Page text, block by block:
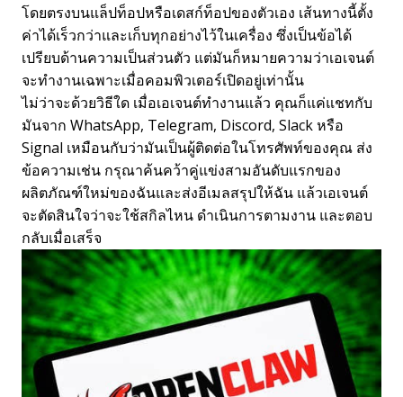
โดยตรงบนแล็ปท็อปหรือเดสก์ท็อปของตัวเอง เส้นทางนี้ตั้ง
ค่าได้เร็วกว่าและเก็บทุกอย่างไว้ในเครื่อง ซึ่งเป็นข้อได้
เปรียบด้านความเป็นส่วนตัว แต่มันก็หมายความว่าเอเจนต์
จะทำงานเฉพาะเมื่อคอมพิวเตอร์เปิดอยู่เท่านั้น
ไม่ว่าจะด้วยวิธีใด เมื่อเอเจนต์ทำงานแล้ว คุณก็แค่แชทกับ
มันจาก WhatsApp, Telegram, Discord, Slack หรือ
Signal เหมือนกับว่ามันเป็นผู้ติดต่อในโทรศัพท์ของคุณ ส่ง
ข้อความเช่น กรุณาค้นคว้าคู่แข่งสามอันดับแรกของ
ผลิตภัณฑ์ใหม่ของฉันและส่งอีเมลสรุปให้ฉัน แล้วเอเจนต์
จะตัดสินใจว่าจะใช้สกิลไหน ดำเนินการตามงาน และตอบ
กลับเมื่อเสร็จ